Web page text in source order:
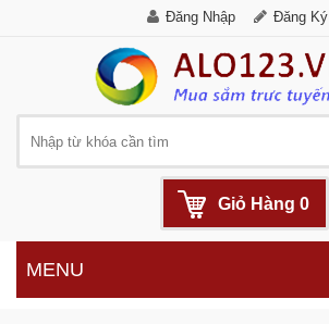
Đăng Nhập Đăng Ký
Giỏ Hàng 0
MENU